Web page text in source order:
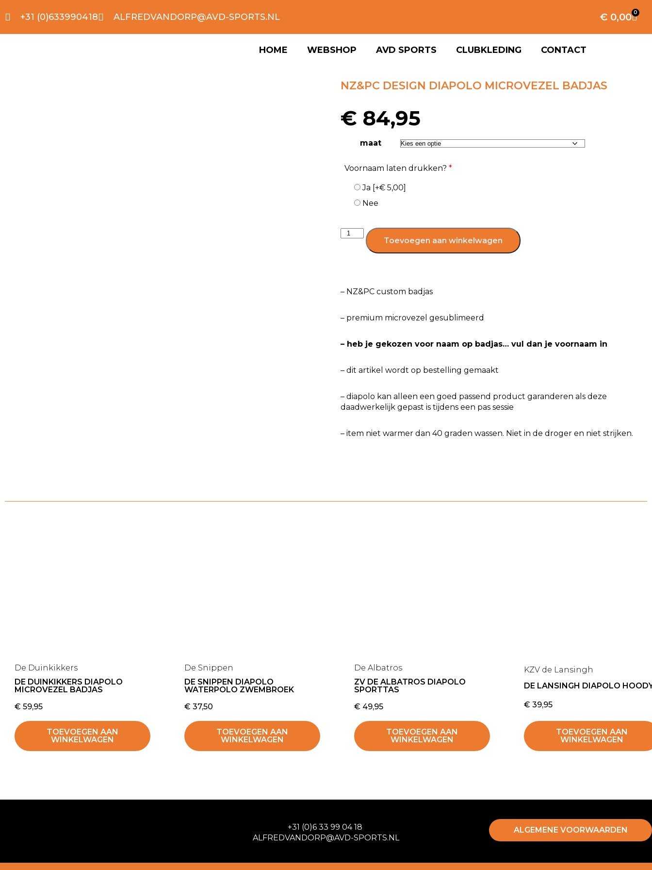
+31 (0)633990418 ALFREDVANDORP@AVD-SPORTS.NL €0,00 0
HOME WEBSHOP AVD SPORTS CLUBKLEDING CONTACT
NZ&PC DESIGN DIAPOLO MICROVEZEL BADJAS
€ 84,95
maat
Voornaam laten drukken? *
Ja [+€ 5,00]
Nee
Toevoegen aan winkelwagen
– NZ&PC custom badjas
– premium microvezel gesublimeerd
– heb je gekozen voor naam op badjas… vul dan je voornaam in
– dit artikel wordt op bestelling gemaakt
– diapolo kan alleen een goed passend product garanderen als deze
daadwerkelijk gepast is tijdens een pas sessie
– item niet warmer dan 40 graden wassen. Niet in de droger en niet strijken.
De Duinkikkers
DE DUINKIKKERS DIAPOLO
MICROVEZEL BADJAS
€ 59,95
TOEVOEGEN AAN
WINKELWAGEN
De Snippen
DE SNIPPEN DIAPOLO
WATERPOLO ZWEMBROEK
€ 37,50
TOEVOEGEN AAN
WINKELWAGEN
De Albatros
ZV DE ALBATROS DIAPOLO
SPORTTAS
€ 49,95
TOEVOEGEN AAN
WINKELWAGEN
KZV de Lansingh
DE LANSINGH DIAPOLO
€ 39,95
TOEVOEGEN AAN
WINKELWAGEN
+31 (0)6 33 99 04 18
ALFREDVANDORP@AVD-SPORTS.NL
ALGEMENE VOORWAARDEN